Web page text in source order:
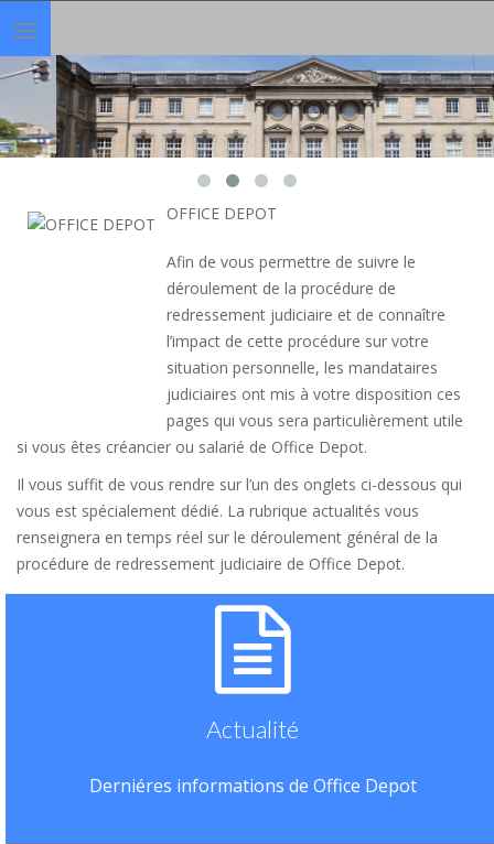
Toggle
navigation
OFFICE DEPOT
Afin de vous permettre de suivre le
déroulement de la procédure de
redressement judiciaire et de connaître
l’impact de cette procédure sur votre
situation personnelle, les mandataires
judiciaires ont mis à votre disposition ces
pages qui vous sera particulièrement utile
si vous êtes créancier ou salarié de Office Depot.
Il vous suffit de vous rendre sur l’un des onglets ci-dessous qui
vous est spécialement dédié. La rubrique actualités vous
renseignera en temps réel sur le déroulement général de la
procédure de redressement judiciaire de Office Depot.
Actualité
Derniéres informations de Office Depot